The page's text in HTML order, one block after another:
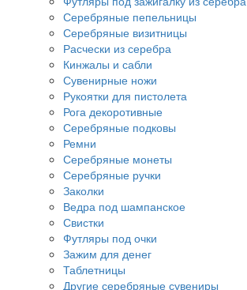
Серебряные пепельницы
Серебряные визитницы
Расчески из серебра
Кинжалы и сабли
Сувенирные ножи
Рукоятки для пистолета
Рога декоротивные
Серебряные подковы
Ремни
Серебряные монеты
Серебряные ручки
Заколки
Ведра под шампанское
Свистки
Футляры под очки
Зажим для денег
Таблетницы
Другие серебряные сувениры